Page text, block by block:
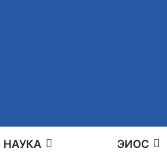
НАУКА ЭИОС